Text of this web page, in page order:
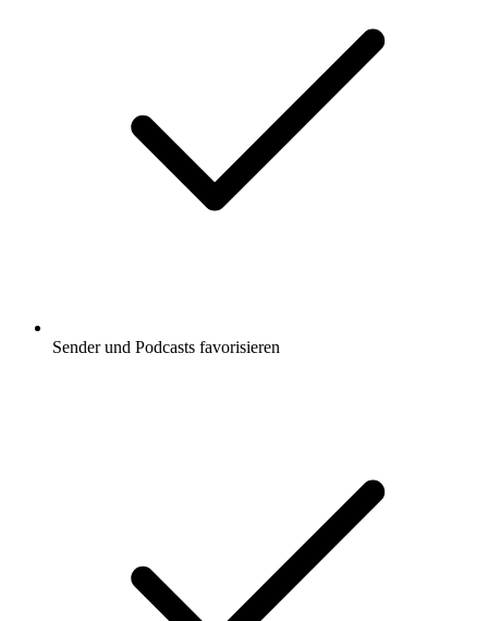
Sender und Podcasts favorisieren